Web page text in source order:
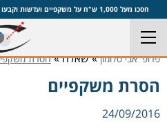
חסכו מעל 1,000 ש"ח על משקפיים ועדשות וקבעו ייעוץ חינם עם פרופ' אבי סלומון,
פרופ' אבי סלומון» שאלה »הסרת
הסרת משקפיים
24/09/2016